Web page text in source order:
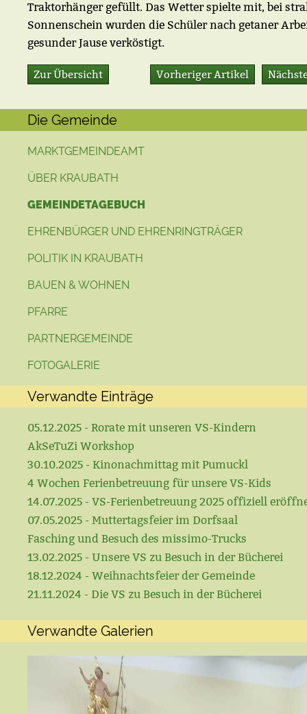
Traktorhänger gefüllt. Das Wetter spielte mit, bei
Sonnenschein wurden die Schüler nach getaner
gesunder Jause verköstigt.
Vorheriger Artikel
Zur Übersicht
Die Gemeinde
MARKTGEMEINDEAMT
ÜBER KRAUBATH
GEMEINDETAGEBUCH
EHRENBÜRGER UND EHRENRINGTRÄGER
POLITIK IN KRAUBATH
BAUEN & WOHNEN
PFARRE
PARTNERGEMEINDE
FOTOGALERIE
Verwandte Einträge
05.12.2025 - Rorate mit unseren VS-Kindern
AkSeTuZi Workshop
30.10.2025 - Kinonachmittag mit Pumuckl
4 Wochen Ferienbetreuung für unsere VS-Kids
14.07.2025 - VS-Ferienbetreuung 2025 offiziell
07.05.2025 - Muttertagsfeier im Dorfsaal
Fasching und Besuch des missimo-Trucks
13.02.2025 - Unsere VS zu Besuch in der Bücherei
18.12.2024 - Weihnachtsfeier der Gemeinde
21.11.2024 - Die VS zu Besuch in der Bücherei
Verwandte Galerien